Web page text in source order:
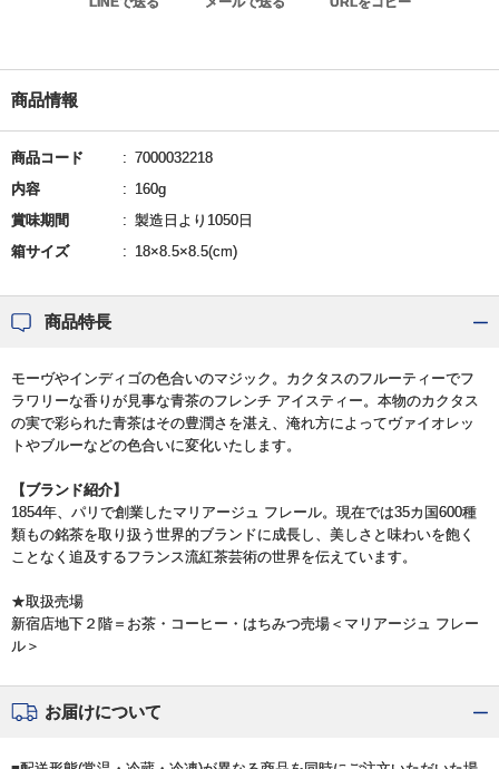
商品情報
商品コード
7000032218
内容
160g
賞味期間
製造日より1050日
箱サイズ
18×8.5×8.5(cm)
商品特長
モーヴやインディゴの色合いのマジック。カクタスのフルーティーでフ
ラワリーな香りが見事な青茶のフレンチ アイスティー。本物のカクタス
の実で彩られた青茶はその豊潤さを湛え、淹れ方によってヴァイオレッ
トやブルーなどの色合いに変化いたします。
【ブランド紹介】
1854年、パリで創業したマリアージュ フレール。現在では35カ国600種
類もの銘茶を取り扱う世界的ブランドに成長し、美しさと味わいを飽く
ことなく追及するフランス流紅茶芸術の世界を伝えています。
★取扱売場
新宿店地下２階＝お茶・コーヒー・はちみつ売場＜マリアージュ フレー
ル＞
お届けについて